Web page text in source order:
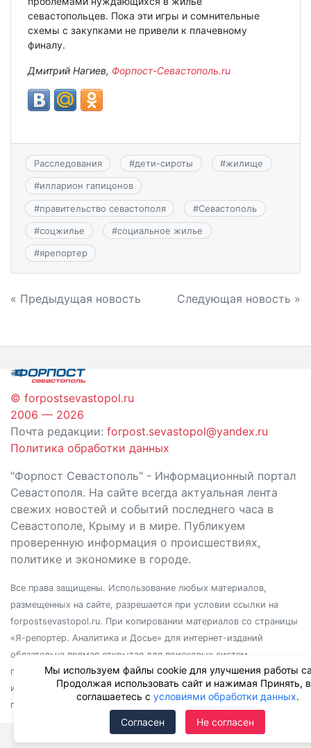
севастопольцев. Пока эти игры и сомнительные
схемы с закупками не привели к плачевному
финалу.
Дмитрий Нагиев, Форпост-Севастополь.ru
Расследования #дети-сироты #жилище
#илларион гапицонов
#правительство севастополя #Севастополь
#соцжилье #социальное жилье
#ярепортер
Навигация
записям
« Предыдущая новость Следующая новость »
© forpostsevastopol.ru
2006 — 2026
Почта редакции: forpost.sevastopol@yandex.ru
Политика обработки данных
"Форпост Севастополь" - Информационный портал
Севастополя. На сайте всегда актуальная лента
свежих новостей и событий последнего часа в
Севастополе, Крыму и в мире. Публикуем
проверенную информация о происшествиях,
политике и экономике в городе.
Все права защищены. Использование любых материалов,
размещенных на сайте, разрешается при условии ссылки на
forpostsevastopol.ru. При копировании материалов со страницы
«Я-репортер. Аналитика и Досье» для интернет-изданий
обязательна прямая открытая для поисковых систем
гиперссылка. Независимо от полного или частичного
использования материалов, ссылка должна быть размещена в
подзаголовке или первом абзаце материала.
Мы используем файлы cookie для улучшения работы
Продолжая использовать сайт и нажимая Принять,
соглашаетесь с условиями обработки данных.
Согласен Не согласен